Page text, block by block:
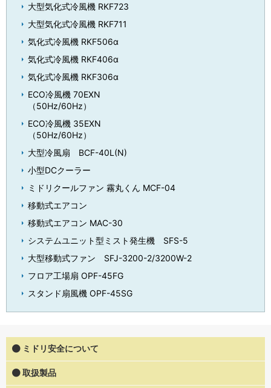
大型気化式冷風機 RKF723
大型気化式冷風機 RKF711
気化式冷風機 RKF506α
気化式冷風機 RKF406α
気化式冷風機 RKF306α
ECO冷風機 70EXN
（50Hz/60Hz）
ECO冷風機 35EXN
（50Hz/60Hz）
大型冷風扇 BCF-40L(N)
小型DCクーラー
ミドリクールファン 霧丸くん MCF-04
移動式エアコン
移動式エアコン MAC-30
システムユニット型ミスト発生機 SFS-5
大型移動式ファン SFJ-3200-2/3200W-2
フロア工場扇 OPF-45FG
スタンド扇風機 OPF-45SG
ミドリ安全について
取扱製品